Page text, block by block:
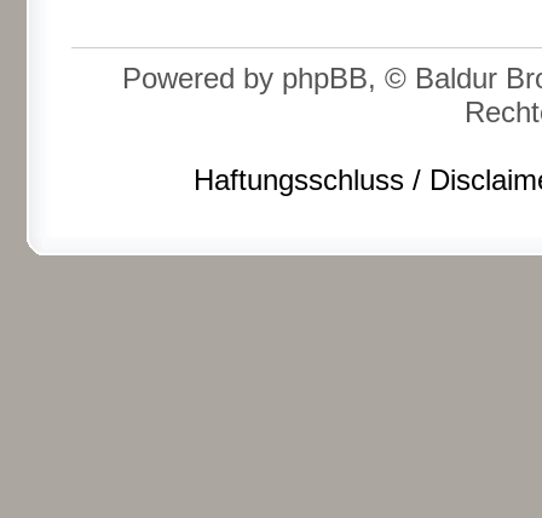
Powered by phpBB, © Baldur
Haftungsschluss /